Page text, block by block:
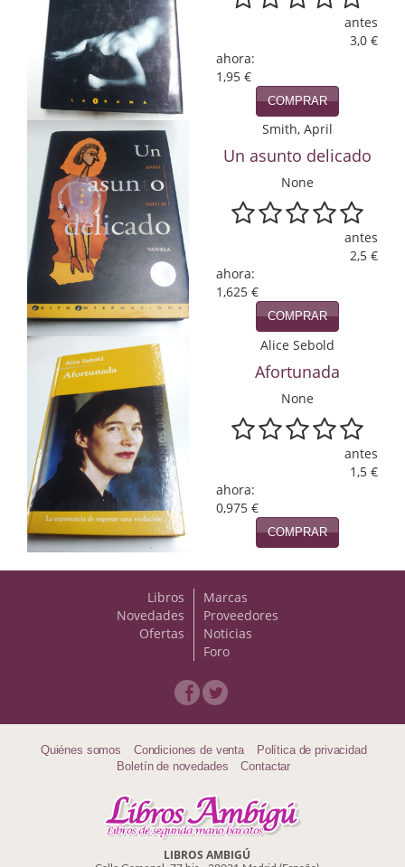
historia
Infantil y juvenil
Infantil y juvenil. Nuevo!!
Infantil y juvenil. Nuevo!!!
Informática
Literatura fantástica
Literatura hispanoamericana
Local
Mafia y espionaje
Matemáticas
Medicina
Música
Naturaleza
Novela Extranjera
Novela fantástica
Papás, Mamás, Bebés...
Papás, Mamás, Bebés…
antes
3,0 €
ahora:
1,95 €
COMPRAR
Smith, April
Un asunto delicado
None
antes
2,5 €
ahora:
1,625 €
COMPRAR
Alice Sebold
Afortunada
None
antes
1,5 €
ahora:
0,975 €
COMPRAR
Libros
Novedades
Ofertas
Marcas
Proveedores
Noticias
Foro
Quiénes somos Condiciones de venta
Política de privacidad
Boletín de novedades
Contactar
LIBROS AMBIGÚ